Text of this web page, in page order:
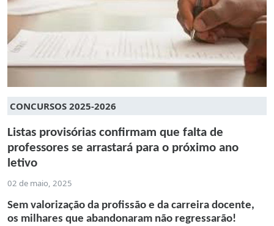
CONCURSOS 2025-2026
Listas provisórias confirmam que falta de
professores se arrastará para o próximo ano
letivo
02 de maio, 2025
Sem valorização da profissão e da carreira docente,
os milhares que abandonaram não regressarão!